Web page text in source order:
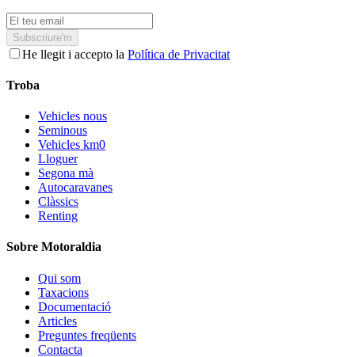
Subscriure'm
He llegit i accepto la Política de Privacitat
Troba
Vehicles nous
Seminous
Vehicles km0
Lloguer
Segona mà
Autocaravanes
Clàssics
Renting
Sobre Motoraldia
Qui som
Taxacions
Documentació
Articles
Preguntes freqüents
Contacta